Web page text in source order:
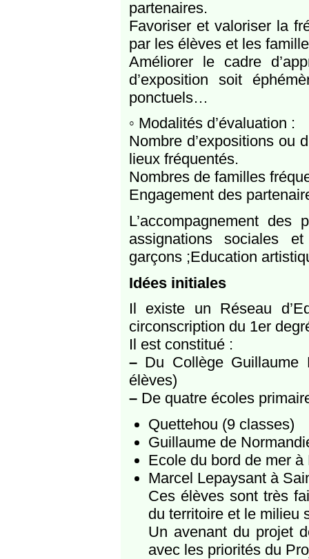
partenaires.
Favoriser et valoriser la
par les élèves et les
Améliorer le cadre
d’exposition soit
ponctuels…
◦ Modalités d’évaluation :
Nombre d’expositions ou
lieux fréquentés.
Nombres de familles
Engagement des
L’accompagnement
assignations sociales
garçons ;Education
Idées initiales
Il existe un Réseau
circonscription du 1er
Il est constitué :
–Du Collège Guillaume
élèves)
–De quatre écoles
Quettehou (9 classes)
Guillaume de
Ecole du bord de mer
Marcel Lepaysant à
Ces élèves sont très
du territoire et le milieu
Un avenant du projet
avec les priorités du